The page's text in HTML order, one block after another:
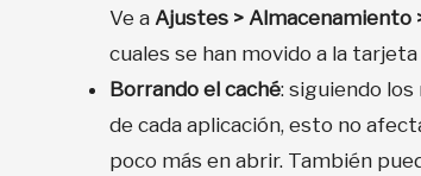
Ve a Ajustes > Almacenamiento
cuales se han movido a la tarjeta
Borrando el caché: siguiendo
de cada aplicación, esto no
poco más en abrir. También